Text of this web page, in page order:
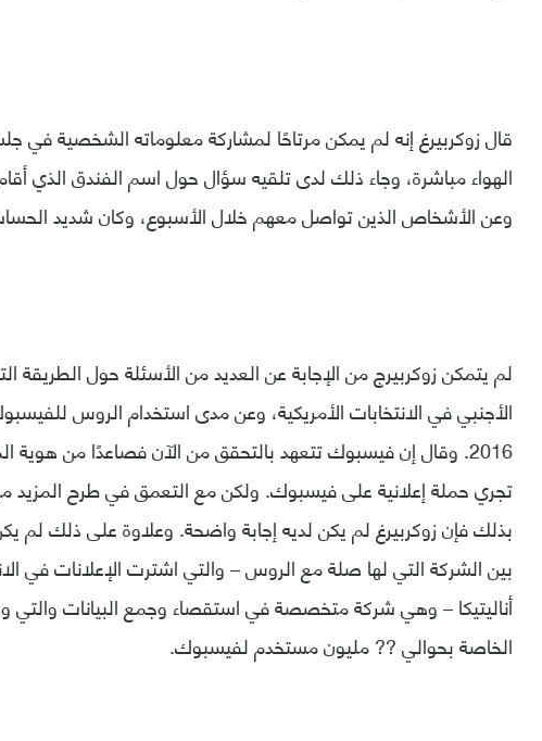
قال زوكربيرغ إنه لم يمكن مرتاحًا لمشاركة معلوماته الشخصية
الهواء مباشرة، وجاء ذلك لدى تلقيه سؤال حول اسم الفندق الذي
وعن الأشخاص الذين تواصل معهم خلال الأسبوع، وكان شديد
لم يتمكن زوكربيرج من الإجابة عن العديد من الأسئلة حول الطريقة
الأجنبي في الانتخابات الأمريكية، وعن مدى استخدام الروس
2016. وقال إن فيسبوك تتعهد بالتحقق من الآن فصاعدًا من هوية
تجري حملة إعلانية على فيسبوك. ولكن مع التعمق في طرح المزيد من
بذلك فإن زوكربيرغ لم يكن لديه إجابة واضحة. وعلاوة على ذلك لم
بين الشركة التي لها صلة مع الروس – والتي اشترت الإعلانات في
أناليتيكا – وهي شركة متخصصة في استقصاء وجمع البيانات
الخاصة بحوالي ?? مليون مستخدم لفيسبوك.